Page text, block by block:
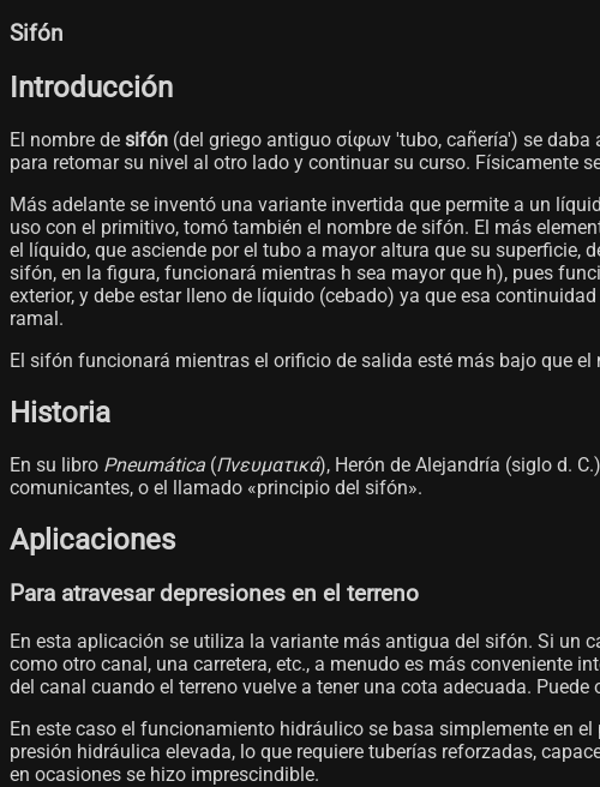
Sifón
Introducción
El nombre de sifón (del griego antiguo σίφων 'tubo, cañería') se
para retomar su nivel al otro lado y continuar su curso. Físicamente
Más adelante se inventó una variante invertida que permite a un
uso con el primitivo, tomó también el nombre de sifón. El más
el líquido, que asciende por el tubo a mayor altura que su superficie,
sifón, en la figura, funcionará mientras h sea mayor que h), pues
exterior, y debe estar lleno de líquido (cebado) ya que esa
ramal.
El sifón funcionará mientras el orificio de salida esté más bajo que
Historia
En su libro Pneumática (Πνευματικά), Herón de Alejandría (siglo d.
comunicantes, o el llamado «principio del sifón».
Aplicaciones
Para atravesar depresiones en el terreno
En esta aplicación se utiliza la variante más antigua del sifón. Si un
como otro canal, una carretera, etc., a menudo es más conveniente
del canal cuando el terreno vuelve a tener una cota adecuada.
En este caso el funcionamiento hidráulico se basa simplemente en
presión hidráulica elevada, lo que requiere tuberías reforzadas,
en ocasiones se hizo imprescindible.